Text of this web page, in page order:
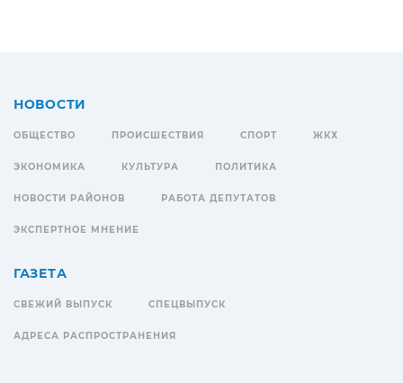
НОВОСТИ
ОБЩЕСТВО ПРОИСШЕСТВИЯ СПОРТ ЖКХ
ЭКОНОМИКА КУЛЬТУРА ПОЛИТИКА
НОВОСТИ РАЙОНОВ РАБОТА ДЕПУТАТОВ
ЭКСПЕРТНОЕ МНЕНИЕ
ГАЗЕТА
СВЕЖИЙ ВЫПУСК СПЕЦВЫПУСК
АДРЕСА РАСПРОСТРАНЕНИЯ